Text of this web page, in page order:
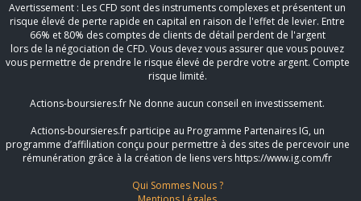
Avertissement : Les CFD sont des instruments complexes et présentent un
risque élevé de perte rapide en capital en raison de l'effet de levier. Entre
66% et 80% des comptes de clients de détail perdent de l'argent
lors de la négociation de CFD. Vous devez vous assurer que vous pouvez
vous permettre de prendre le risque élevé de perdre votre argent. Compte
risque limité.
Actions-boursieres.fr Ne donne aucun conseil en investissement.
Actions-boursieres.fr participe au Programme Partenaires IG, un
programme d’affiliation conçu pour permettre à des sites de percevoir une
rémunération grâce à la création de liens vers https://www.ig.com/fr
Qui Sommes Nous ?